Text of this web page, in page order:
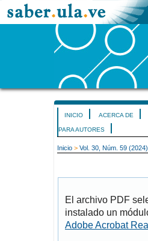
INICIO ACERCA DE
PARA AUTORES
Inicio > Vol. 30, Núm. 59 (2024)
El archivo PDF
instalado un
Adobe Acrobat